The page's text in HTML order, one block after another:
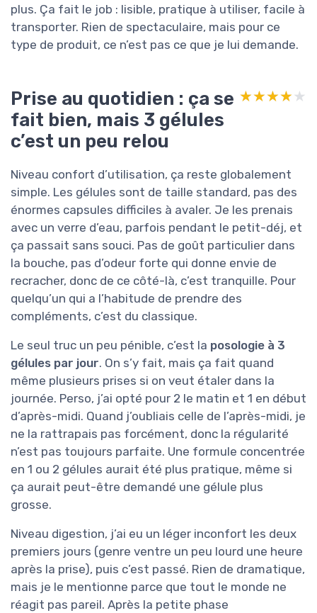
plus. Ça fait le job : lisible, pratique à utiliser, facile à
transporter. Rien de spectaculaire, mais pour ce
type de produit, ce n’est pas ce que je lui demande.
Prise au quotidien : ça se
fait bien, mais 3 gélules
c’est un peu relou
★★★★★
★★★★★
Niveau confort d’utilisation, ça reste globalement
simple. Les gélules sont de taille standard, pas des
énormes capsules difficiles à avaler. Je les prenais
avec un verre d’eau, parfois pendant le petit-déj, et
ça passait sans souci. Pas de goût particulier dans
la bouche, pas d’odeur forte qui donne envie de
recracher, donc de ce côté-là, c’est tranquille. Pour
quelqu’un qui a l’habitude de prendre des
compléments, c’est du classique.
Le seul truc un peu pénible, c’est la posologie à 3
gélules par jour. On s’y fait, mais ça fait quand
même plusieurs prises si on veut étaler dans la
journée. Perso, j’ai opté pour 2 le matin et 1 en début
d’après-midi. Quand j’oubliais celle de l’après-midi, je
ne la rattrapais pas forcément, donc la régularité
n’est pas toujours parfaite. Une formule concentrée
en 1 ou 2 gélules aurait été plus pratique, même si
ça aurait peut-être demandé une gélule plus
grosse.
Niveau digestion, j’ai eu un léger inconfort les deux
premiers jours (genre ventre un peu lourd une heure
après la prise), puis c’est passé. Rien de dramatique,
mais je le mentionne parce que tout le monde ne
réagit pas pareil. Après la petite phase